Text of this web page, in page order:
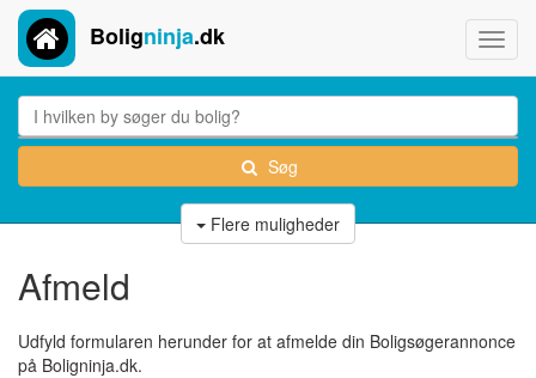
Boligninja.dk
Søg
Flere muligheder
Afmeld
Udfyld formularen herunder for at afmelde din Boligsøgerannonce
på Boligninja.dk.